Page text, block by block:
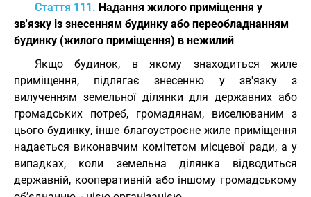
Стаття 111. Надання жилого приміщення у
зв'язку із знесенням будинку або переобладнанням
будинку (жилого приміщення) в нежилий
Якщо будинок, в якому знаходиться жиле
приміщення, підлягає знесенню у зв'язку з
вилученням земельної ділянки для державних або
громадських потреб, громадянам, виселюваним з
цього будинку, інше благоустроєне жиле приміщення
надається виконавчим комітетом місцевої ради, а у
випадках, коли земельна ділянка відводиться
державній, кооперативній або іншому громадському